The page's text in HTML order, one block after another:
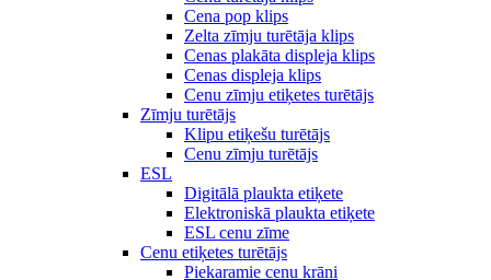
Cena pop klips
Zelta zīmju turētāja klips
Cenas plakāta displeja klips
Cenas displeja klips
Cenu zīmju etiķetes turētājs
Zīmju turētājs
Klipu etiķešu turētājs
Cenu zīmju turētājs
ESL
Digitālā plaukta etiķete
Elektroniskā plaukta etiķete
ESL cenu zīme
Cenu etiķetes turētājs
Piekaramie cenu krāni